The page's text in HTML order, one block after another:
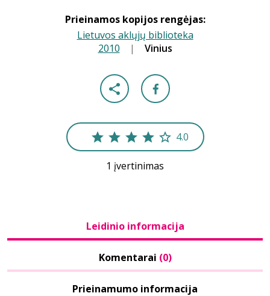
Prieinamos kopijos rengėjas:
Lietuvos aklųjų biblioteka
|
2010 | Vinius
4.0
1 įvertinimas
Leidinio informacija
Komentarai (0)
Prieinamumo informacija